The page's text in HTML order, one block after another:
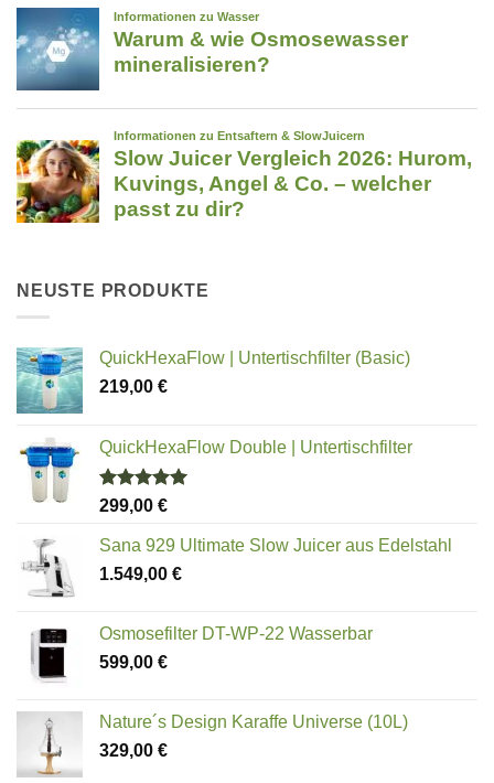
NEUSTE PRODUKTE
QuickHexaFlow | Untertischfilter (Basic)
219,00 €
QuickHexaFlow Double | Untertischfilter
Bewertet
von 5
299,00 €
Sana 929 Ultimate Slow Juicer aus Edelstahl
1.549,00 €
Osmosefilter DT-WP-22 Wasserbar
599,00 €
Nature´s Design Karaffe Universe (10L)
329,00 €